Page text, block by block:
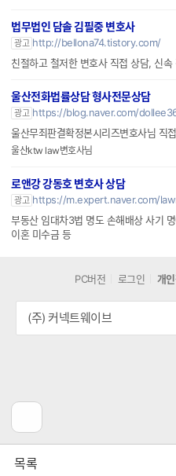
법무법인 담솔 김필중 변호사
광고 http://bellona74.tistory.com/
친절하고 철저한 변호사 직접 상담, 신
울산전화법률상담 형사전문상담
광고 https://blog.naver.com/
울산무죄판결확정본시리즈변호사님 직
울산ktw law변호사님
로앤강 강동호 변호사 상담
광고 https://m.expert.naver.com/
부동산 임대차3법 명도 손해배상 사기
이혼 미수금 등
PC버전 로그인 개
(주) 커넥트웨이브
목록